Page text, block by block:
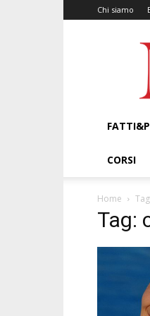
Chi siamo
CORSI
Home
Tag: